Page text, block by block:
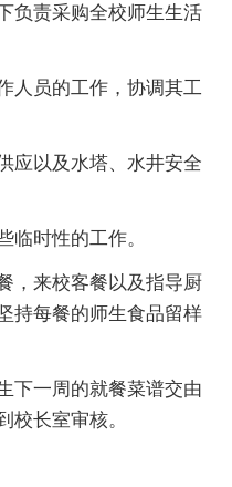
负责采购全校师生生活
人员的工作，协调其工
应以及水塔、水井安全
时性的工作。
，来校客餐以及指导厨
持每餐的师生食品留样
下一周的就餐菜谱交由
校长室审核。